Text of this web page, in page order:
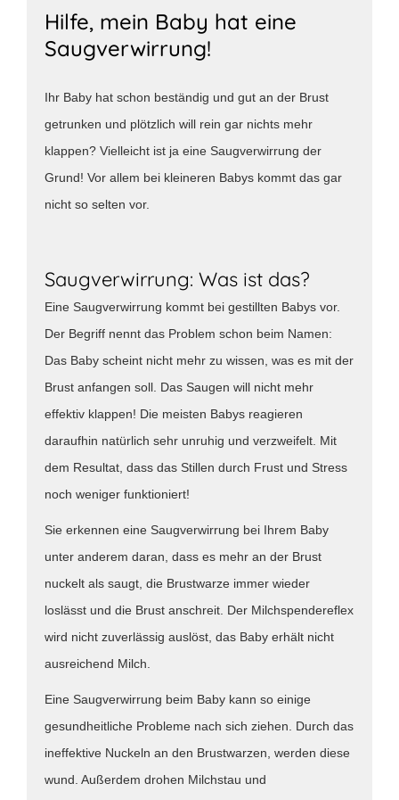
Hilfe, mein Baby hat eine
Saugverwirrung!
Ihr Baby hat schon beständig und gut an der Brust
getrunken und plötzlich will rein gar nichts mehr
klappen? Vielleicht ist ja eine Saugverwirrung der
Grund! Vor allem bei kleineren Babys kommt das gar
nicht so selten vor.
Saugverwirrung: Was ist das?
Eine Saugverwirrung kommt bei gestillten Babys vor.
Der Begriff nennt das Problem schon beim Namen:
Das Baby scheint nicht mehr zu wissen, was es mit der
Brust anfangen soll. Das Saugen will nicht mehr
effektiv klappen! Die meisten Babys reagieren
daraufhin natürlich sehr unruhig und verzweifelt. Mit
dem Resultat, dass das Stillen durch Frust und Stress
noch weniger funktioniert!
Sie erkennen eine Saugverwirrung bei Ihrem Baby
unter anderem daran, dass es mehr an der Brust
nuckelt als saugt, die Brustwarze immer wieder
loslässt und die Brust anschreit. Der Milchspendereflex
wird nicht zuverlässig auslöst, das Baby erhält nicht
ausreichend Milch.
Eine Saugverwirrung beim Baby kann so einige
gesundheitliche Probleme nach sich ziehen. Durch das
ineffektive Nuckeln an den Brustwarzen, werden diese
wund. Außerdem drohen Milchstau und